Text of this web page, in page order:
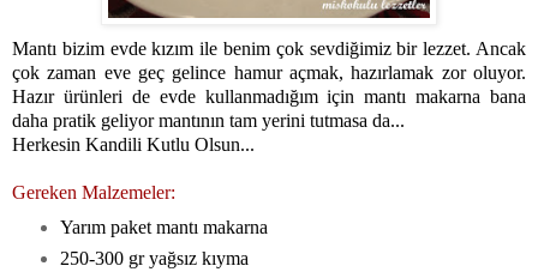
Mantı bizim evde kızım ile benim çok sevdiğimiz bir lezzet. Ancak
çok zaman eve geç gelince hamur açmak, hazırlamak zor oluyor.
Hazır ürünleri de evde kullanmadığım için mantı makarna bana
daha pratik geliyor mantının tam yerini tutmasa da...
Herkesin Kandili Kutlu Olsun...
Gereken Malzemeler:
Yarım paket mantı makarna
250-300 gr yağsız kıyma